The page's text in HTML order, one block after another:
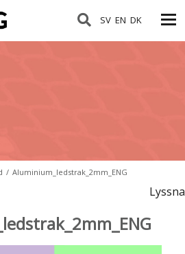
SV EN DK
/ Aluminium_ledstrak_2mm_ENG
Lyssna